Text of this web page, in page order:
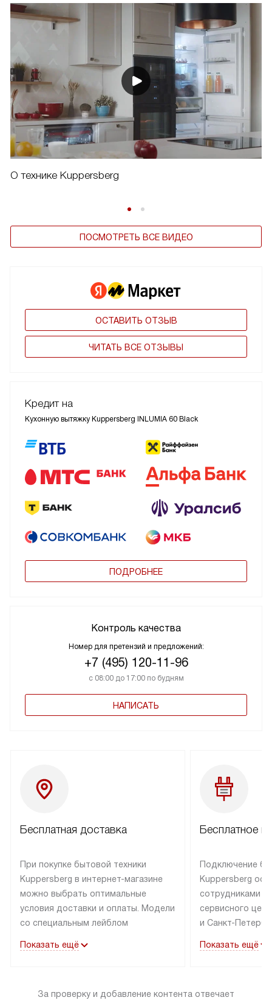
О технике Kuppersberg
ПОСМОТРЕТЬ ВСЕ ВИДЕО
ОСТАВИТЬ ОТЗЫВ
ЧИТАТЬ ВСЕ ОТЗЫВЫ
Кредит на
Кухонную вытяжку Kuppersberg INLUMIA 60 Black
ПОДРОБНЕЕ
Контроль качества
Номер для претензий и предложений:
+7 (495) 120-11-96
с 08:00 до 17:00 по будням
НАПИСАТЬ
Бесплатная доставка
При покупке бытовой техники
Kuppersberg в интернет-магазине
можно выбрать оптимальные
условия доставки и оплаты. Модели
со специальным лейблом
в пределах МКАД до подъезда,
«в наличии» может быть отправлен
Показать ещё
Бесплатное
Подключение
Kuppersberg
сотрудниками
сервисного
и Санкт-
подключается к
за пределы
Показать ещё
За проверку и добавление контента отвечает